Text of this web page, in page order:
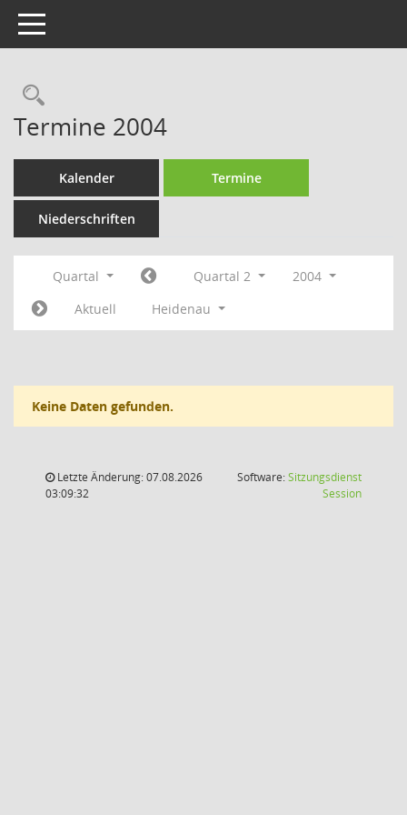
Toggle navigation
Rechercheauswahl
Termine 2004
Kalender Termine
Niederschriften
Quartal Quartal 2
2004
Aktuell
Heidenau
Keine Daten gefunden.
Letzte Änderung: 07.08.2026
03:09:32
Software:Sitzungsdienst
Session(Wird in